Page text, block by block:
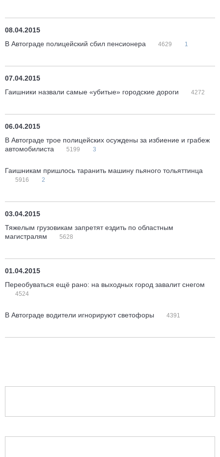
08.04.2015
В Автограде полицейский сбил пенсионера
4629 1
07.04.2015
Гаишники назвали самые «убитые» городские дороги
4272
06.04.2015
В Автограде трое полицейских осуждены за избиение и грабеж
автомобилиста
5199 3
Гаишникам пришлось таранить машину пьяного тольяттинца
5916 2
03.04.2015
Тяжелым грузовикам запретят ездить по областным
магистралям
5628
01.04.2015
Переобуваться ещё рано: на выходных город завалит снегом
4524
В Автограде водители игнорируют светофоры 4391